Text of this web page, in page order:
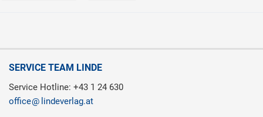
SERVICE TEAM LINDE
Service Hotline: +43 1 24 630
office
lindeverlag.at